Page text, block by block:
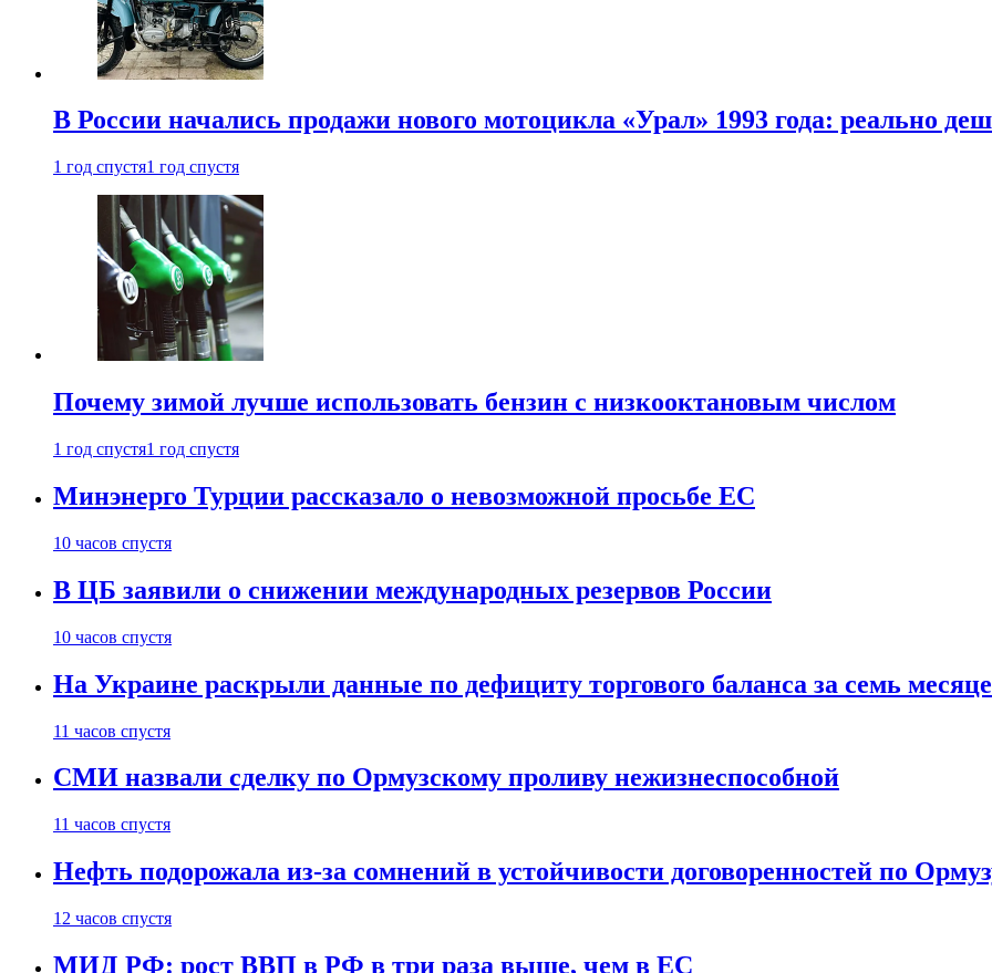
В России начались продажи нового мотоцикла «Урал» 1993 года: реально
1 год спустя1 год спустя
Почему зимой лучше использовать бензин с низкооктановым числом
1 год спустя1 год спустя
Минэнерго Турции рассказало о невозможной просьбе ЕС
10 часов спустя
В ЦБ заявили о снижении международных резервов России
10 часов спустя
На Украине раскрыли данные по дефициту торгового баланса за семь
11 часов спустя
СМИ назвали сделку по Ормузскому проливу нежизнеспособной
11 часов спустя
Нефть подорожала из-за сомнений в устойчивости договоренностей по
12 часов спустя
МИД РФ: рост ВВП в РФ в три раза выше, чем в ЕС